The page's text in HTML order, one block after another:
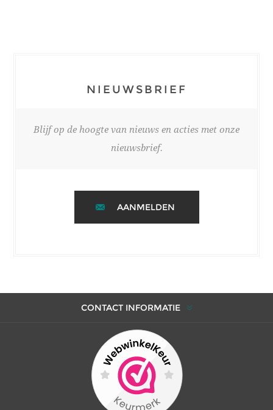
NIEUWSBRIEF
Blijf op de hoogte van nieuws en acties met onze
nieuwsbrief.
AANMELDEN
CONTACT INFORMATIE